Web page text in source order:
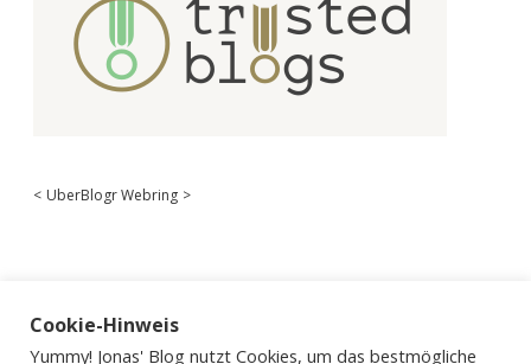
< UberBlogr Webring >
Cookie-Hinweis
Yummy! Jonas' Blog nutzt Cookies, um das bestmögliche